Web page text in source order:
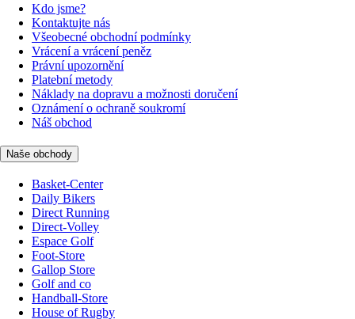
Kdo jsme?
Kontaktujte nás
Všeobecné obchodní podmínky
Vrácení a vrácení peněz
Právní upozornění
Platební metody
Náklady na dopravu a možnosti doručení
Oznámení o ochraně soukromí
Náš obchod
Naše obchody
Basket-Center
Daily Bikers
Direct Running
Direct-Volley
Espace Golf
Foot-Store
Gallop Store
Golf and co
Handball-Store
House of Rugby